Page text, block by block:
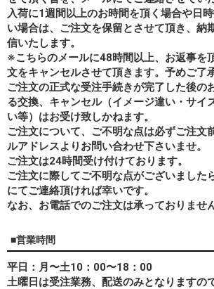
入荷に1週間以上のお時間を頂く場合や日
い場合は、ご注文を保留とさせて頂き、納
信いたします。
※こちらのメールに48時間以上、お返事を
文をキャンセルさせて頂きます。予めご了
ご注文の正式な受注手続きが完了した後の
る交換、キャンセル（イメージ違い・サイ
い等）はお受け致しかねます。
ご注文について、ご不明な点は必ずご注文
ルアドレスよりお問い合わせ下さいませ。
ご注文は24時間受け付けております。
ご注文に際してご不明な点がございました
にてご連絡頂ければ幸いです。
なお、 お電話でのご注文は承っておりません
■営業時間
平日：月〜土10：00〜18：00
土曜日は受注業務、配送のみとなりますの